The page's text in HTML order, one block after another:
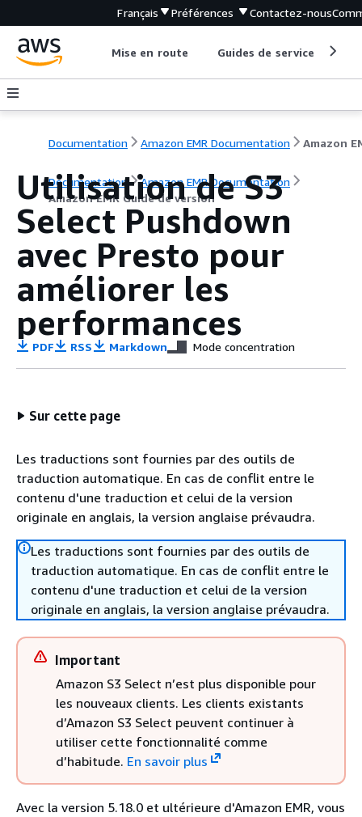
Français Préférences Contactez-nous
Mise en route Guides de service
Documentation Amazon EMR Documentation
Documentation
Amazon EMR Documentation
Amazon EMR Guide de version
Utilisation de S3
Select Pushdown
avec Presto pour
améliorer les
performances
PDF RSS Markdown Mode concentration
Sur cette page
Les traductions sont fournies par des outils de
traduction automatique. En cas de conflit entre le
contenu d'une traduction et celui de la version
originale en anglais, la version anglaise prévaudra.
Les traductions sont fournies par des outils de
traduction automatique. En cas de conflit entre le
contenu d'une traduction et celui de la version
originale en anglais, la version anglaise prévaudra.
Important
Amazon S3 Select n’est plus disponible pour
les nouveaux clients. Les clients existants
d’Amazon S3 Select peuvent continuer à
utiliser cette fonctionnalité comme
d’habitude. En savoir plus
Avec la version 5.18.0 et ultérieure d'Amazon EMR, vous